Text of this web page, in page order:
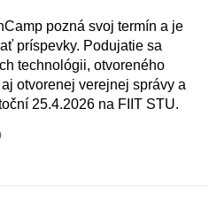
pozná svoj termín a je
príspevky. Podujatie sa
technológii, otvoreného
otvorenej verejnej správy a
25.4.2026 na FIIT STU.